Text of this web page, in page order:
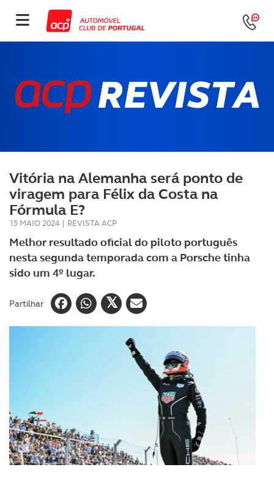
Vitória na Alemanha será ponto de
viragem para Félix da Costa na
Fórmula E?
15 MAIO 2024 | REVISTA ACP
Melhor resultado oficial do piloto português
nesta segunda temporada com a Porsche tinha
sido um 4º lugar.
Partilhar